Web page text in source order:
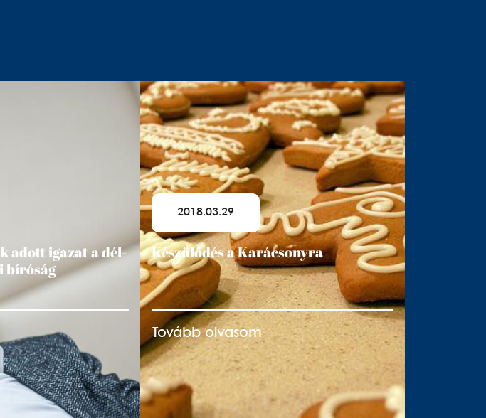
adott igazat a dél-
bíróság
2018.03.29
Készülődés a Karácsonyra
Tovább olvasom